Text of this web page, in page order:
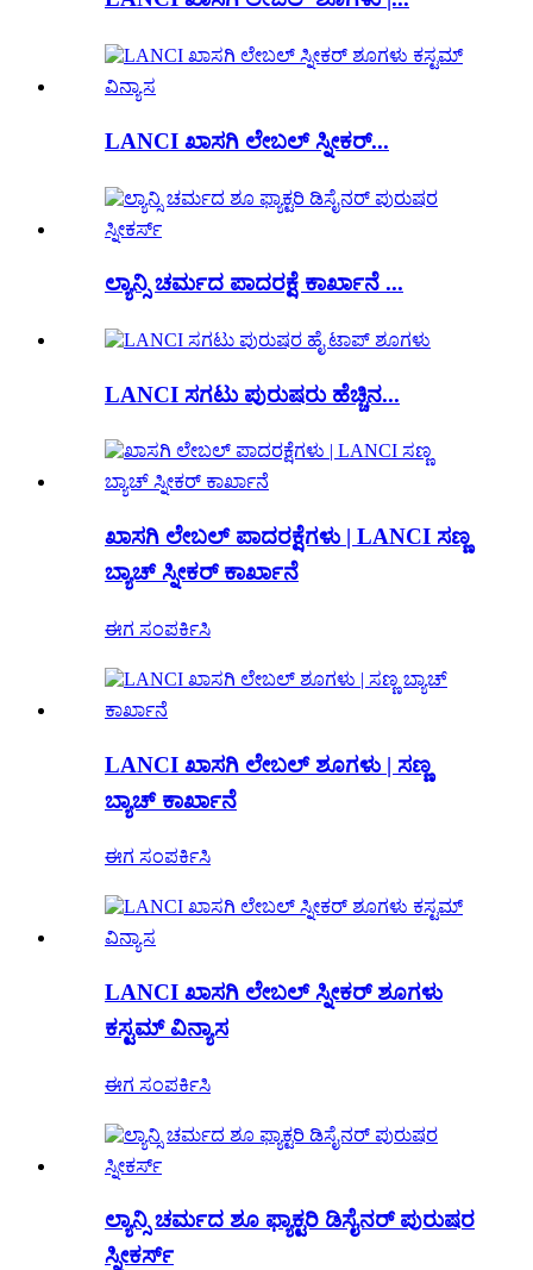
LANCI ಖಾಸಗಿ ಲೇಬಲ್ ಸ್ನೀಕರ್...
ಲ್ಯಾನ್ಸಿ ಚರ್ಮದ ಪಾದರಕ್ಷೆ ಕಾರ್ಖಾನೆ ...
LANCI ಸಗಟು ಪುರುಷರು ಹೆಚ್ಚಿನ...
ಖಾಸಗಿ ಲೇಬಲ್ ಪಾದರಕ್ಷೆಗಳು | LANCI ಸಣ್ಣ
ಬ್ಯಾಚ್ ಸ್ನೀಕರ್ ಕಾರ್ಖಾನೆ
ಈಗ ಸಂಪರ್ಕಿಸಿ
LANCI ಖಾಸಗಿ ಲೇಬಲ್ ಶೂಗಳು | ಸಣ್ಣ
ಬ್ಯಾಚ್ ಕಾರ್ಖಾನೆ
ಈಗ ಸಂಪರ್ಕಿಸಿ
LANCI ಖಾಸಗಿ ಲೇಬಲ್ ಸ್ನೀಕರ್ ಶೂಗಳು
ಕಸ್ಟಮ್ ವಿನ್ಯಾಸ
ಈಗ ಸಂಪರ್ಕಿಸಿ
ಲ್ಯಾನ್ಸಿ ಚರ್ಮದ ಶೂ ಫ್ಯಾಕ್ಟರಿ ಡಿಸೈನರ್ ಪುರುಷರ
ಸ್ನೀಕರ್ಸ್